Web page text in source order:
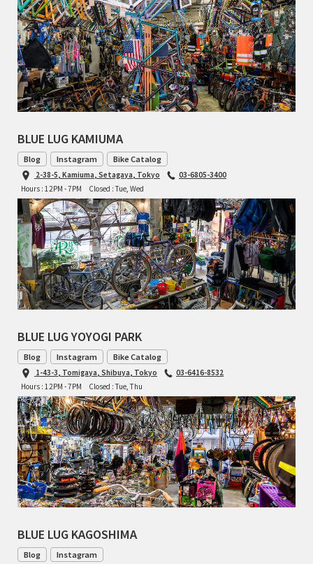
RON'S BIKES
ROSKO
SALSA CYCLES
SINGULAR
SOMA Fabrications
SOULCRAFT CYCLES
SPEEDVAGEN
STRIDSLAND
TANGLEFOOT
TOMII CYCLES
UNVER
WILDE
BLUE LUG KAMIUMA
Blog Instagram Bike Catalog
2-38-5, Kamiuma, Setagaya, Tokyo
03-6805-3400
Hours : 12PM - 7PM
Closed : Tue, Wed
BLUE LUG YOYOGI PARK
Blog Instagram Bike Catalog
1-43-3, Tomigaya, Shibuya, Tokyo
03-6416-8532
Hours : 12PM - 7PM
Closed : Tue, Thu
BLUE LUG KAGOSHIMA
Blog Instagram